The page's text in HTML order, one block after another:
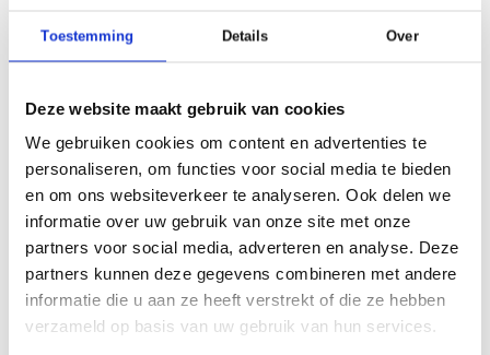
Toestemming Details Over
Deze website maakt gebruik van cookies
We gebruiken cookies om content en advertenties te
personaliseren, om functies voor social media te bieden
en om ons websiteverkeer te analyseren. Ook delen we
informatie over uw gebruik van onze site met onze
partners voor social media, adverteren en analyse. Deze
partners kunnen deze gegevens combineren met andere
informatie die u aan ze heeft verstrekt of die ze hebben
verzameld op basis van uw gebruik van hun services.
Schermdiagonaal:
15.6 inch (39,6 cm)
Scherm resolutie:
1920 x 1080 (Full HD)
Touchscreen:
Scherm reflectie:
Ontspiegeld
Scherm omklapbaar:
-
Processor:
Intel Core i5-1335U